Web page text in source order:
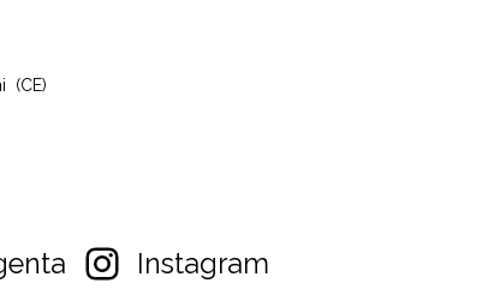
(CE)
Instagram